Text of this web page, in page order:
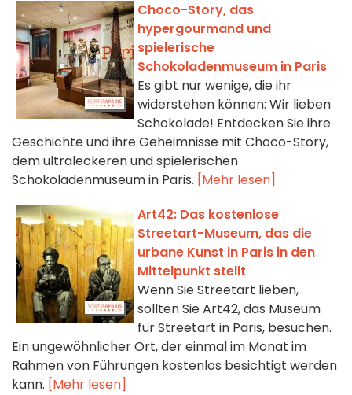
Choco-Story, das
hypergourmand und
spielerische
Schokoladenmuseum in Paris
Es gibt nur wenige, die ihr
widerstehen können: Wir lieben
Schokolade! Entdecken Sie ihre
Geschichte und ihre Geheimnisse mit Choco-Story,
dem ultraleckeren und spielerischen
Schokoladenmuseum in Paris. [Mehr lesen]
Art42: Das kostenlose
Streetart-Museum, das die
urbane Kunst in Paris in den
Mittelpunkt stellt
Wenn Sie Streetart lieben,
sollten Sie Art42, das Museum
für Streetart in Paris, besuchen.
Ein ungewöhnlicher Ort, der einmal im Monat im
Rahmen von Führungen kostenlos besichtigt werden
kann. [Mehr lesen]